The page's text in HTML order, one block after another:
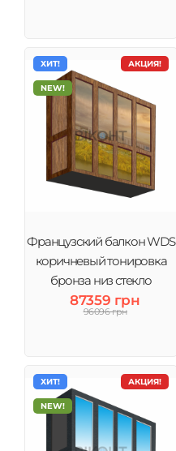
АКЦИЯ!
ХИТ!
NEW!
Французский балкон WDS
коричневый тонировка
бронза низ стекло
87359 грн
96096 грн
АКЦИЯ!
ХИТ!
NEW!